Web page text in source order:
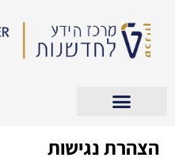
הצהרת נגישות